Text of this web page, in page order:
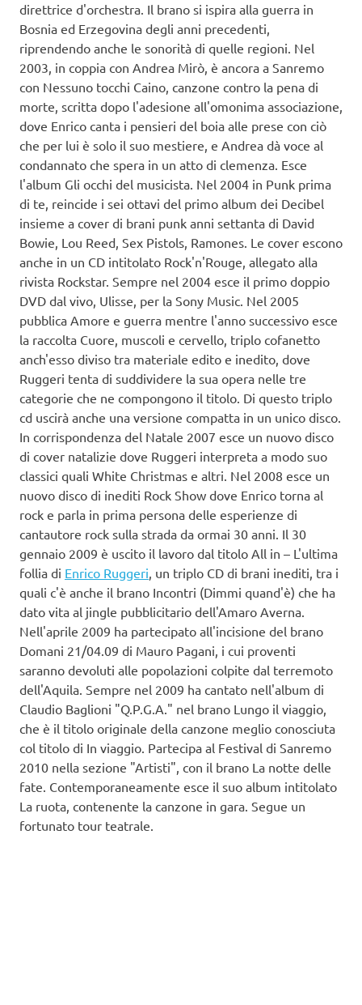
direttrice d'orchestra. Il brano si ispira alla guerra in
Bosnia ed Erzegovina degli anni precedenti,
riprendendo anche le sonorità di quelle regioni. Nel
2003, in coppia con Andrea Mirò, è ancora a Sanremo
con Nessuno tocchi Caino, canzone contro la pena di
morte, scritta dopo l'adesione all'omonima associazione,
dove Enrico canta i pensieri del boia alle prese con ciò
che per lui è solo il suo mestiere, e Andrea dà voce al
condannato che spera in un atto di clemenza. Esce
l'album Gli occhi del musicista. Nel 2004 in Punk prima
di te, reincide i sei ottavi del primo album dei Decibel
insieme a cover di brani punk anni settanta di David
Bowie, Lou Reed, Sex Pistols, Ramones. Le cover escono
anche in un CD intitolato Rock'n'Rouge, allegato alla
rivista Rockstar. Sempre nel 2004 esce il primo doppio
DVD dal vivo, Ulisse, per la Sony Music. Nel 2005
pubblica Amore e guerra mentre l'anno successivo esce
la raccolta Cuore, muscoli e cervello, triplo cofanetto
anch'esso diviso tra materiale edito e inedito, dove
Ruggeri tenta di suddividere la sua opera nelle tre
categorie che ne compongono il titolo. Di questo triplo
cd uscirà anche una versione compatta in un unico disco.
In corrispondenza del Natale 2007 esce un nuovo disco
di cover natalizie dove Ruggeri interpreta a modo suo
classici quali White Christmas e altri. Nel 2008 esce un
nuovo disco di inediti Rock Show dove Enrico torna al
rock e parla in prima persona delle esperienze di
cantautore rock sulla strada da ormai 30 anni. Il 30
gennaio 2009 è uscito il lavoro dal titolo All in – L'ultima
follia di Enrico Ruggeri, un triplo CD di brani inediti, tra i
quali c'è anche il brano Incontri (Dimmi quand'è) che ha
dato vita al jingle pubblicitario dell'Amaro Averna.
Nell'aprile 2009 ha partecipato all'incisione del brano
Domani 21/04.09 di Mauro Pagani, i cui proventi
saranno devoluti alle popolazioni colpite dal terremoto
dell'Aquila. Sempre nel 2009 ha cantato nell'album di
Claudio Baglioni "Q.P.G.A." nel brano Lungo il viaggio,
che è il titolo originale della canzone meglio conosciuta
col titolo di In viaggio. Partecipa al Festival di Sanremo
2010 nella sezione "Artisti", con il brano La notte delle
fate. Contemporaneamente esce il suo album intitolato
La ruota, contenente la canzone in gara. Segue un
fortunato tour teatrale.